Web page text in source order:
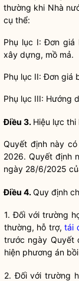
thường khi Nhà
cụ thể:
Phụ lục I: Đơn giá
xây dựng, mồ mả.
Phụ lục II: Đơn giá
Phụ lục III: Hướng
Điều 3. Hiệu lực thi
Quyết định này
2026. Quyết định
ngày 28/6/2025
Điều 4.Quy định
1.Đối với trường
thường, hỗ trợ,tái
trước ngày Quyết
hiện phương án
2.Đối với trường